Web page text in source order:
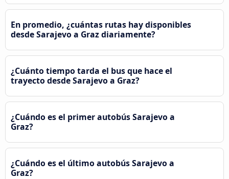
En promedio, ¿cuántas rutas hay disponibles
desde Sarajevo a Graz diariamente?
¿Cuánto tiempo tarda el bus que hace el
trayecto desde Sarajevo a Graz?
¿Cuándo es el primer autobús Sarajevo a
Graz?
¿Cuándo es el último autobús Sarajevo a
Graz?